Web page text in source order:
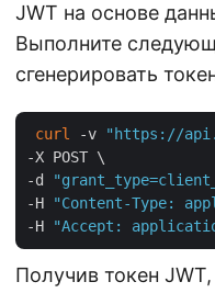
JWT на основе
Выполните
сгенерировать
curl -v "https://
-X POST \
-d
-H
"Content-Type:
-H
"Accept:
Получив токен